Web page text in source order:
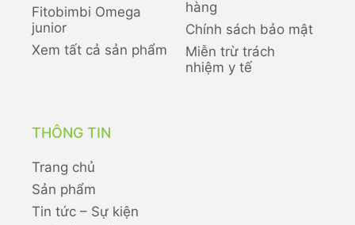
Fitobimbi Omega
junior
Xem tất cả sản phẩm
hàng
Chính sách bảo mật
Miễn trừ trách
nhiệm y tế
THÔNG TIN
Trang chủ
Sản phẩm
Tin tức – Sự kiện